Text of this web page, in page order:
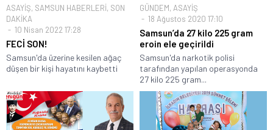
ASAYİŞ, SAMSUN HABERLERİ, SON
DAKİKA
10 Nisan 2022 17:28
FECİ SON!
Samsun'da üzerine kesilen ağaç
düşen bir kişi hayatını kaybetti
GÜNDEM, ASAYİŞ
18 Ağustos 2020 17:10
Samsun’da 27 kilo 225 gram
eroin ele geçirildi
Samsun'da narkotik polisi
tarafından yapılan operasyonda
27 kilo 225 gram...